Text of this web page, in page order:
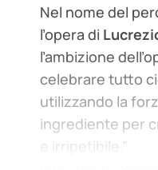
Nel nome del
l’opera di
l’ambizione
celebrare tutto
utilizzando la
ingrediente per
e irripetibile.”